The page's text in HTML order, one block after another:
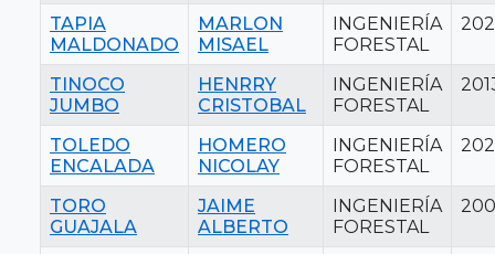
TAPIA
MALDONADO
MARLON
MISAEL
INGENIERÍA
FORESTAL
TINOCO
JUMBO
HENRRY
CRISTOBAL
INGENIERÍA
FORESTAL
TOLEDO
ENCALADA
HOMERO
NICOLAY
INGENIERÍA
FORESTAL
TORO
GUAJALA
JAIME
ALBERTO
INGENIERÍA
FORESTAL